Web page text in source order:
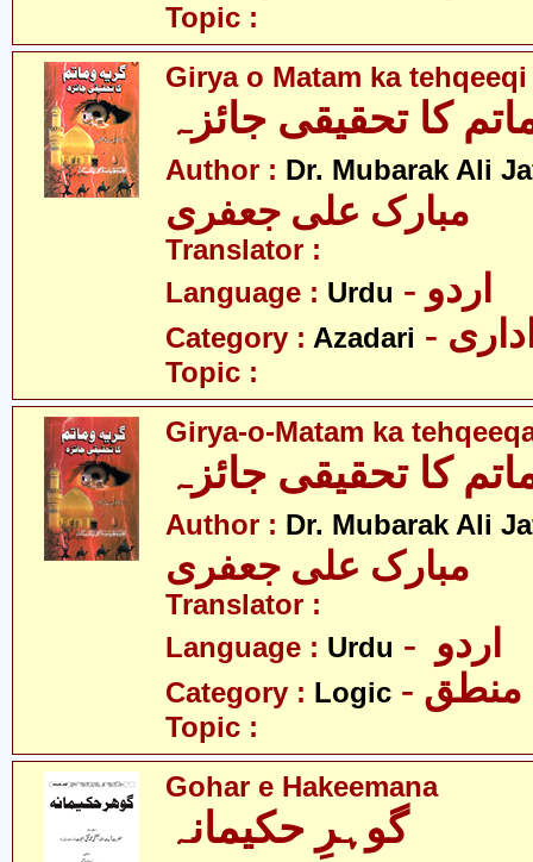
Topic :
Girya o Matam ka tehqeeqi
کا تحقیقی جائزہ
Author : Dr. Mubarak Ali
مبارک علی جعفری
Translator :
Language : Urdu - اردو
Category : Azadari
Topic :
Girya-o-Matam ka
Author : Dr. Mubarak Ali
مبارک علی جعفری
Translator :
Language : Urdu
Category : Logic - منطق
Topic :
Gohar e Hakeemana
گوہرِ حکیمانہ